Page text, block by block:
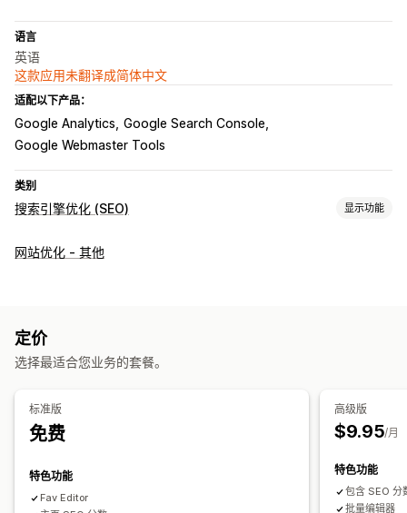
语言
英语
这款应用未翻译成简体中文
适配以下产品：
Google Analytics Google Search Console
Google Webmaster Tools
类别
搜索引擎优化 (SEO) 显示功能
SEO 工具
分析
网站优化 - 其他
定价
选择最适合您业务的套餐。
标准版
免费
特色功能
Fav Editor
高级版
$9.95/月
特色功能
包含 SEO 分
批量编辑器